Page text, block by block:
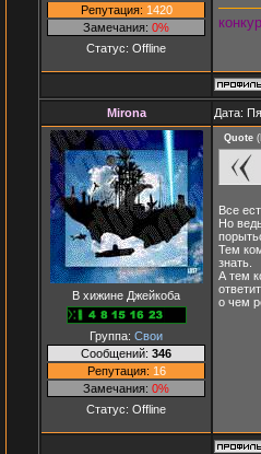
Репутация: 1420
Замечания: 0%
Статус: Offline
Mirona Дата:
В хижине Джейкоба
Группа: Свои
Сообщений: 346
Репутация: 16
Замечания: 0%
Статус: Offline
Quote (
Все
Но
Тем
знать.
А тем
о чем